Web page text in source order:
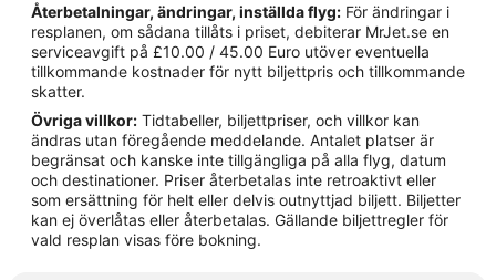
B&B i England
Fjällstugor i England
Pensionat i England
Vandrarhem i England
Hotell i England
Lägenhetshotell i England
Resorter i England
Stugor i England
Återbetalningar, ändringar, inställda flyg: För ändringar i
resplanen, om sådana tillåts i priset, debiterar MrJet.se en
serviceavgift på £10.00 / 45.00 Euro utöver eventuella
tillkommande kostnader för nytt biljettpris och tillkommande
skatter.
Övriga villkor: Tidtabeller, biljettpriser, och villkor kan
ändras utan föregående meddelande. Antalet platser är
begränsat och kanske inte tillgängliga på alla flyg, datum
och destinationer. Priser återbetalas inte retroaktivt eller
som ersättning för helt eller delvis outnyttjad biljett. Biljetter
kan ej överlåtas eller återbetalas. Gällande biljettregler för
vald resplan visas före bokning.